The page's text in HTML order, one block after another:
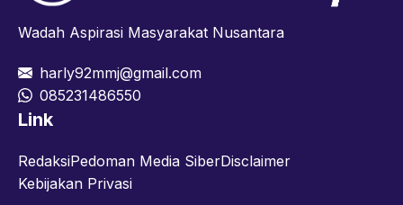
Wadah Aspirasi Masyarakat Nusantara
harly92mmj@gmail.com
085231486550
Link
RedaksiPedoman Media SiberDisclaimer
Kebijakan Privasi